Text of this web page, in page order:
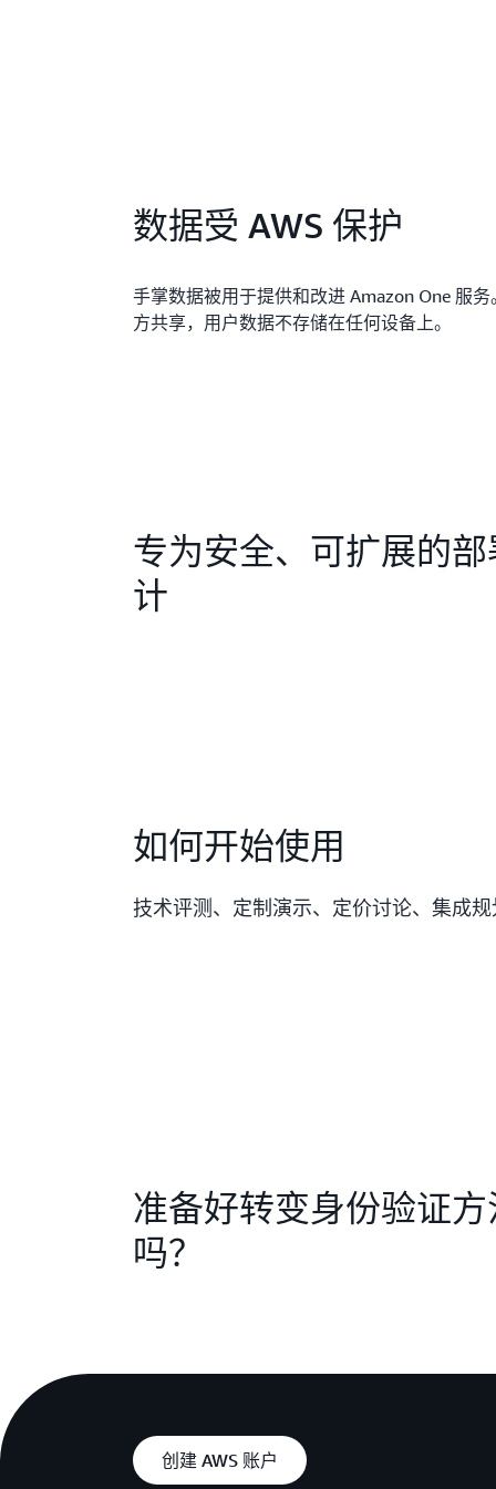
数据受 AWS 保护
手掌数据被用于提供和改进 Amazon One 服
方共享，用户数据不存储在任何设备上。
专为安全、可扩展的
计
如何开始使用
技术评测、定制演示、定价讨论、集成规
准备好转变身份验证
吗？
创建 AWS 账户